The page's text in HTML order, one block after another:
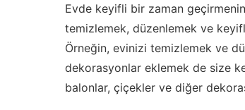
Evde keyifli bir zaman
temizlemek, düzenlemek ve
Örneğin, evinizi temizlemek ve
dekorasyonlar eklemek de size
balonlar, çiçekler ve diğer